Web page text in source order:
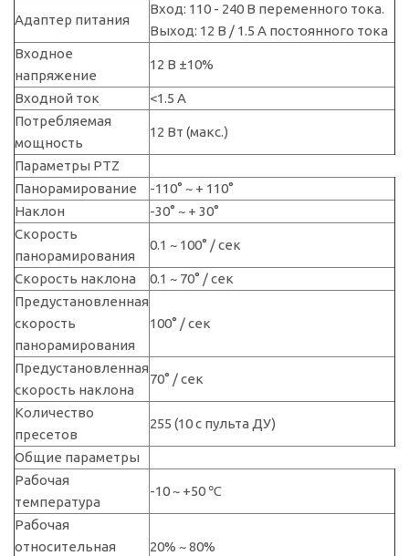
Адаптер питания
Вход: 110 - 240 В переменного тока.
Выход: 12 В / 1.5 A постоянного тока
Входное
напряжение
12 В ±10%
Входной ток
<1.5 А
Потребляемая
мощность
12 Вт (макс.)
Параметры PTZ
Панорамирование
-110° ~ + 110°
Наклон
-30° ~ + 30°
Скорость
панорамирования
0.1 ~ 100° / сек
Скорость наклона
0.1 ~ 70° / сек
Предустановленная
скорость
панорамирования
100° / сек
Предустановленная
скорость наклона
70° / сек
Количество
пресетов
255 (10 с пульта ДУ)
Общие параметры
Рабочая
температура
-10 ~ +50 ℃
Рабочая
относительная
20% ~ 80%